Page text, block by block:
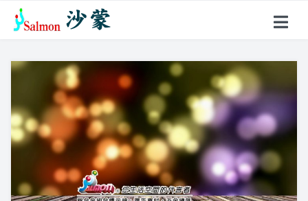
產品項目
戶外型指標
鋁合金名牌
超薄聚光燈